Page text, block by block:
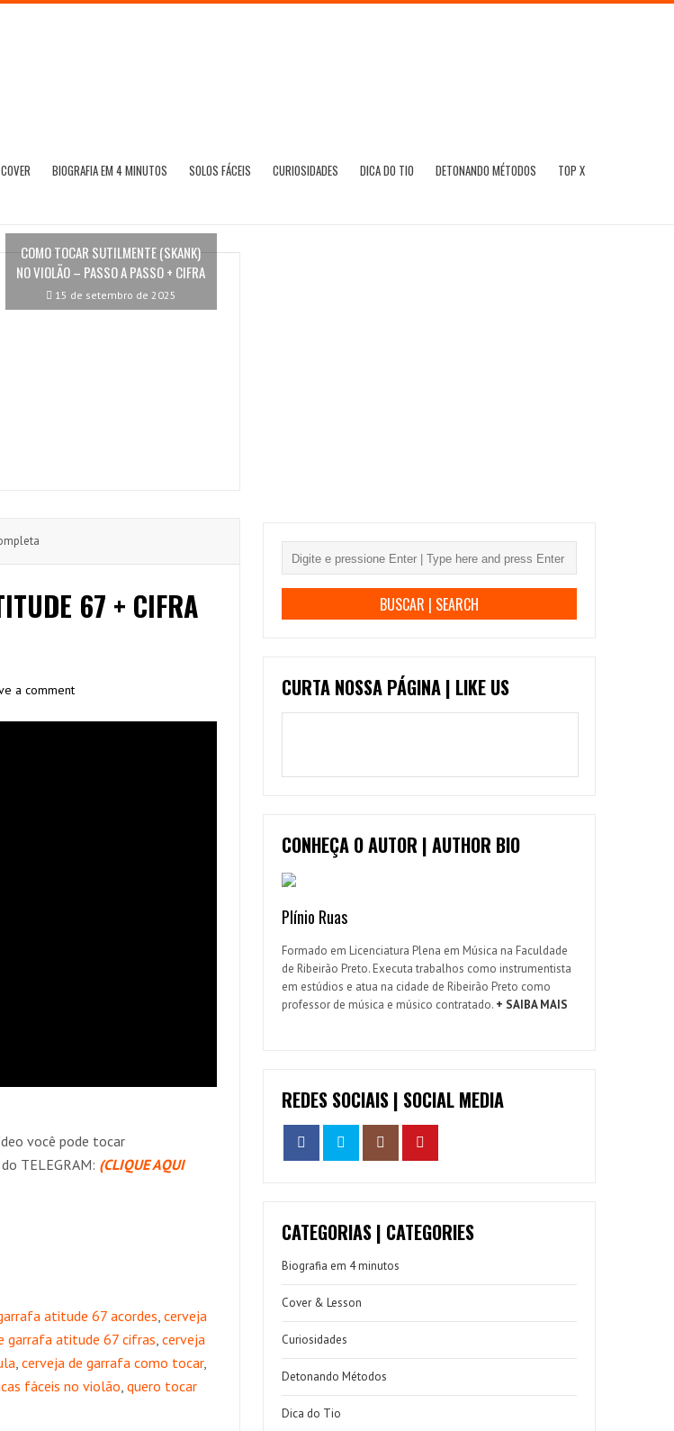
BIOGRAFIA EM 4 MINUTOS SOLOS FÁCEIS CURIOSIDADES DICA DO TIO DETONANDO MÉTODOS TOP X
COMO TOCAR SUTILMENTE (SKANK)
NO VIOLÃO – PASSO A PASSO + CIFRA
15 de setembro de 2025
67 + CIFRA
a comment
você pode tocar
TELEGRAM: (CLIQUE AQUI
atitude 67 acordes cerveja
garrafa atitude 67 cifras cerveja
cerveja de garrafa como tocar,
fáceis no violão quero tocar
CURTA NOSSA PÁGINA | LIKE US
CONHEÇA O AUTOR | AUTHOR BIO
Plínio Ruas
Formado em Licenciatura Plena em Música na Faculdade
de Ribeirão Preto. Executa trabalhos como instrumentista
em estúdios e atua na cidade de Ribeirão Preto como
professor de música e músico contratado. + SAIBA MAIS
REDES SOCIAIS | SOCIAL MEDIA
CATEGORIAS | CATEGORIES
Biografia em 4 minutos
Cover & Lesson
Curiosidades
Detonando Métodos
Dica do Tio